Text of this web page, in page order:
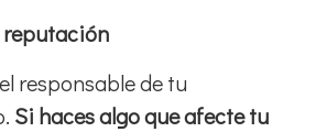
responsable de tu
Si haces algo que afecte tu